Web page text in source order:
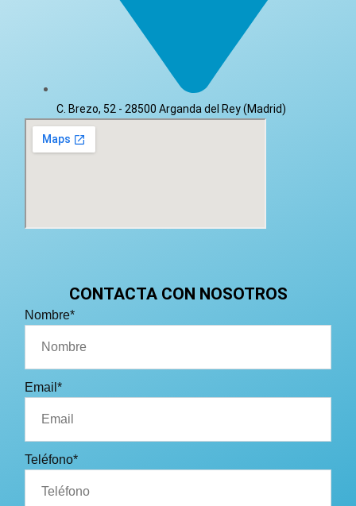
C. Brezo, 52 - 28500 Arganda del Rey (Madrid)
CONTACTA CON NOSOTROS
Nombre*
Email*
Teléfono*